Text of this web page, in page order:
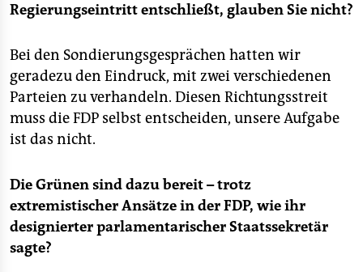
Regierungseintritt entschließt, glauben Sie nicht?
Bei den Sondierungsgesprächen hatten wir
geradezu den Eindruck, mit zwei verschiedenen
Parteien zu verhandeln. Diesen Richtungsstreit
muss die FDP selbst entscheiden, unsere Aufgabe
ist das nicht.
Die Grünen sind dazu bereit – trotz
extremistischer Ansätze in der FDP, wie ihr
designierter parlamentarischer Staatssekretär
sagte?